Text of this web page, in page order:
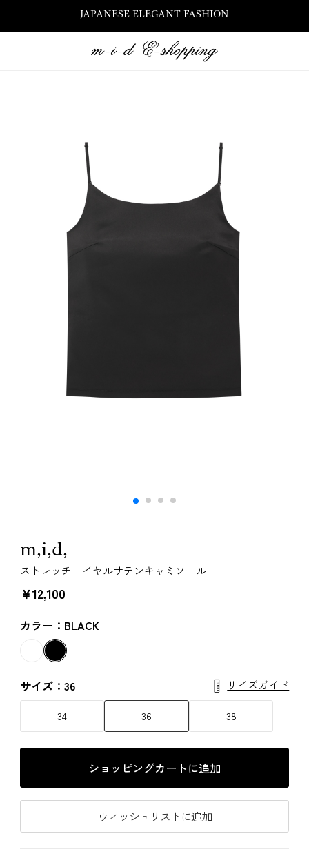
JAPANESE ELEGANT FASHION
m,i,d,
ストレッチロイヤルサテンキャミソール
￥12,100
カラー：BLACK
サイズ：36 サイズガイド
34 36 38
ショッピングカートに追加
ウィッシュリストに追加